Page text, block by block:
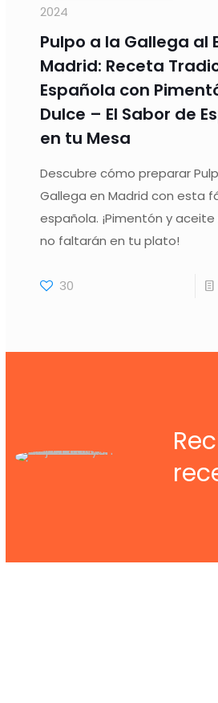
2024
Pulpo a la Gallega al
Madrid: Receta
Española con
Dulce – El Sabor de
en tu Mesa
Descubre cómo preparar
Gallega en Madrid con esta
española. ¡Pimentón y
no faltarán en tu plato!
30